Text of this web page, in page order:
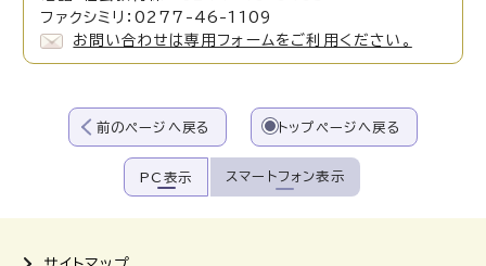
ファクシミリ：0277-46-1109
お問い合わせは専用フォームをご利用ください。
前のページへ戻る トップページへ戻る
PC表示 スマートフォン表示